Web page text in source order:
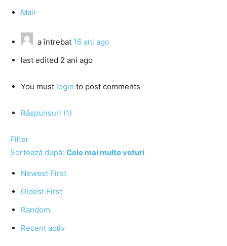
Mail
a întrebat 16 ani ago
last edited 2 ani ago
You must login to post comments
Răspunsuri (1)
Filter
Sortează după: Cele mai multe voturi
Newest First
Oldest First
Random
Recent activ